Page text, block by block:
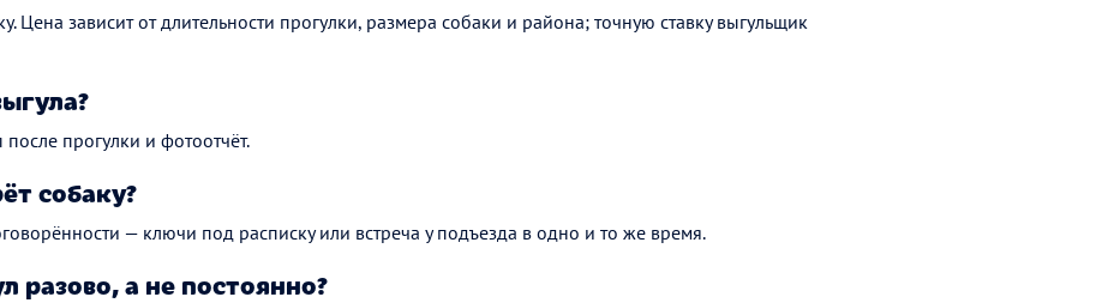
Цена зависит от длительности прогулки, размера собаки и района; точную ставку выгульщик
прогулки и фотоотчёт.
собаку?
— ключи под расписку или встреча у подъезда в одно и то же время.
разово, а не постоянно?